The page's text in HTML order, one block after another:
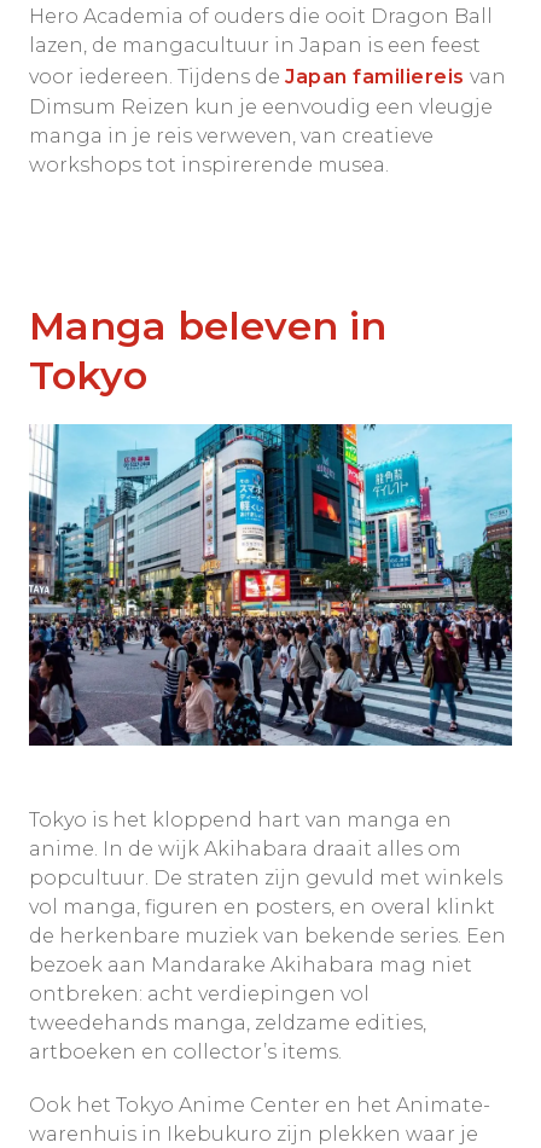
Hero Academia of ouders die ooit Dragon Ball
lazen, de mangacultuur in Japan is een feest
voor iedereen. Tijdens de Japan familiereis van
Dimsum Reizen kun je eenvoudig een vleugje
manga in je reis verweven, van creatieve
workshops tot inspirerende musea.
Manga beleven in
Tokyo
Tokyo is het kloppend hart van manga en
anime. In de wijk Akihabara draait alles om
popcultuur. De straten zijn gevuld met winkels
vol manga, figuren en posters, en overal klinkt
de herkenbare muziek van bekende series. Een
bezoek aan Mandarake Akihabara mag niet
ontbreken: acht verdiepingen vol
tweedehands manga, zeldzame edities,
artboeken en collector’s items.
Ook het Tokyo Anime Center en het Animate-
warenhuis in Ikebukuro zijn plekken waar je